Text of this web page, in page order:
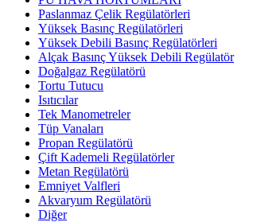
Paslanmaz Çelik Regülatörleri
Yüksek Basınç Regülatörleri
Yüksek Debili Basınç Regülatörleri
Alçak Basınç Yüksek Debili Regülatör
Doğalgaz Regülatörü
Tortu Tutucu
Isıtıcılar
Tek Manometreler
Tüp Vanaları
Propan Regülatörü
Çift Kademeli Regülatörler
Metan Regülatörü
Emniyet Valfleri
Akvaryum Regülatörü
Diğer